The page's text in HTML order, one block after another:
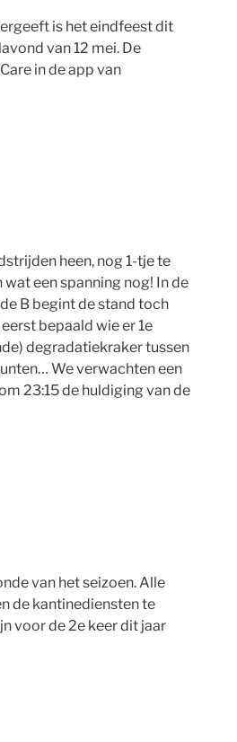
is het eindfeest dit
van 12 mei. De
in de app van
heen, nog 1-tje te
een spanning nog! In de
B begint de stand toch
bepaald wie er 1e
degradatiekraker tussen
We verwachten een
23:15 de huldiging van de
van het seizoen. Alle
de kantinediensten te
voor de 2e keer dit jaar